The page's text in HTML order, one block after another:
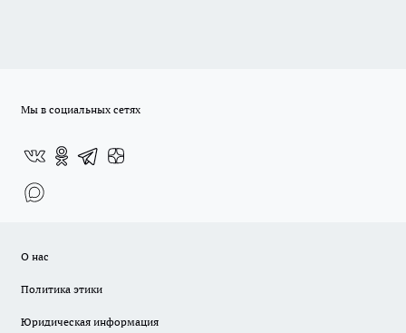
Мы в социальных сетях
О нас
Политика этики
Юридическая информация